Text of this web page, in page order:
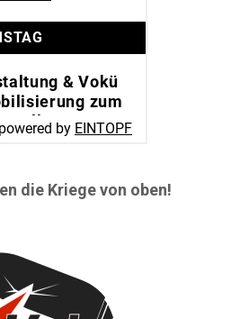
die Kriege von oben!